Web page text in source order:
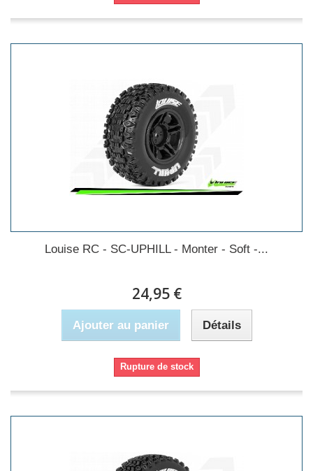
Louise RC - SC-UPHILL - Monter - Soft -...
24,95 €
Ajouter au panier Détails
Rupture de stock